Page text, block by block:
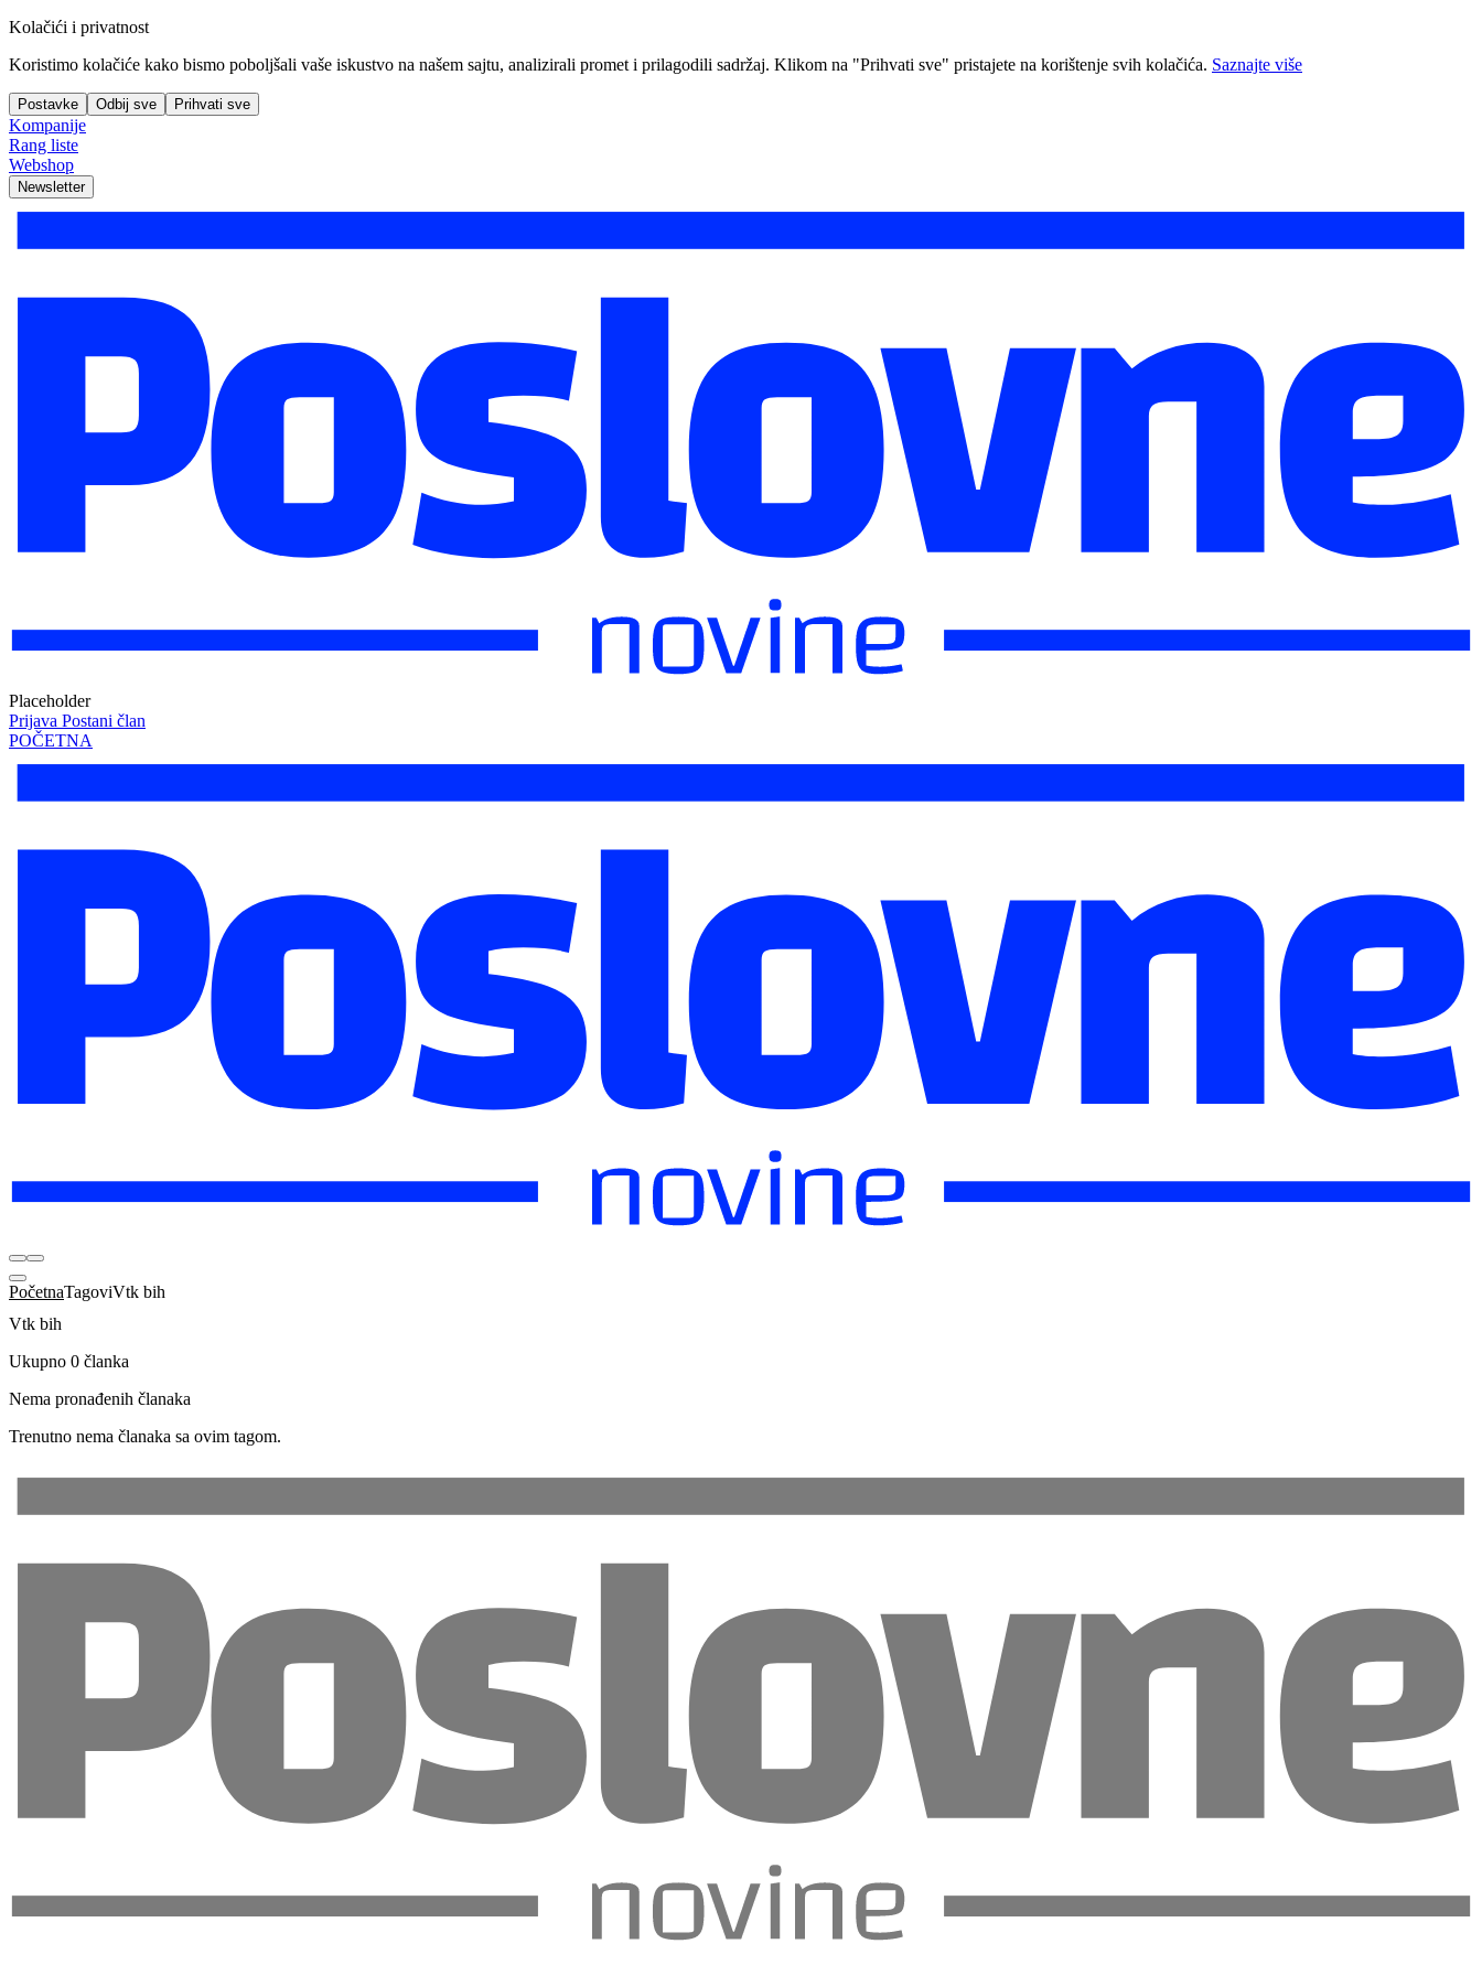
Kolačići i privatnost
Koristimo kolačiće kako bismo poboljšali vaše iskustvo na našem sajtu, analizirali promet i prilagodili sadržaj. Klikom na "Prihvati sve" pristajete na korištenje svih kolačića. Saznajte više
Postavke Odbij sve Prihvati sve
Kompanije
Rang liste
Webshop
Newsletter
Placeholder
Prijava Postani član
POČETNA
PočetnaTagoviVtk bih
Vtk bih
Ukupno 0 članka
Nema pronađenih članaka
Trenutno nema članaka sa ovim tagom.